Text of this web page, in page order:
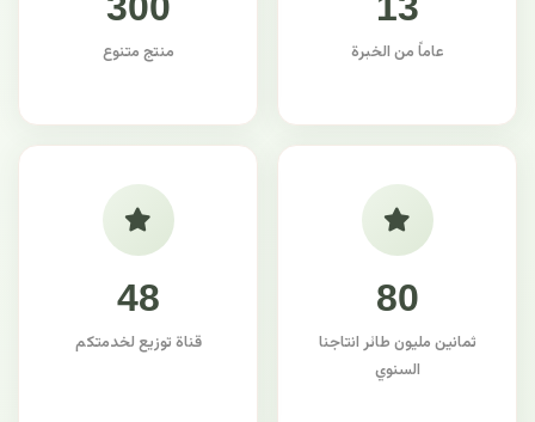
عاماً من الخبرة منتج متنوع
80
ثمانين مليون طائر انتاجنا
السنوي
48
قناة توزيع لخدمتكم